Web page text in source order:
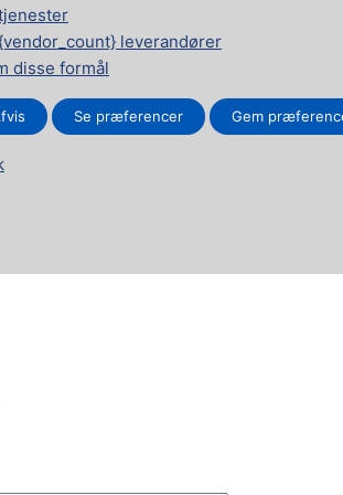
leverandører
disse formål
Se præferencer Gem